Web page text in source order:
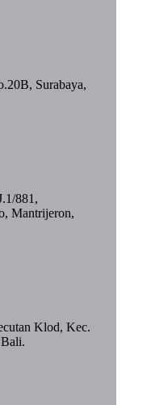
Surabaya,
881,
Mantrijeron,
Klod, Kec.